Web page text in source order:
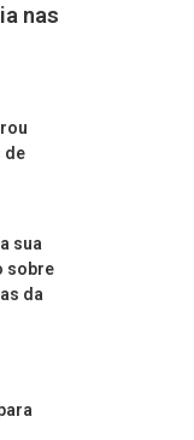
nas
de
sua
sobre
da